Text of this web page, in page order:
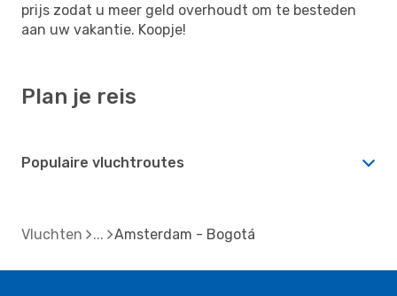
prijs zodat u meer geld overhoudt om te besteden
aan uw vakantie. Koopje!
Plan je reis
Populaire vluchtroutes
Vluchten Amsterdam - Bogotá